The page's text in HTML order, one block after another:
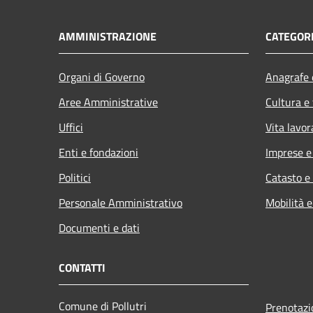
AMMINISTRAZIONE
Organi di Governo
Aree Amministrative
Uffici
Enti e fondazioni
Politici
Personale Amministrativo
Documenti e dati
Cultura
Vita
Imprese
Catasto
Mobilità
CONTATTI
Comune di Pollutri